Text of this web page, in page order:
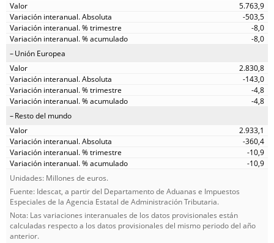
5.763,9
-503,5
-8,0
-8,0
Unión Europea
2.830,8
-143,0
-4,8
-4,8
Resto del mundo
2.933,1
-360,4
-10,9
-10,9
Unidades: Millones de euros.
Fuente: Idescat, a partir del Departamento de Aduanas e Impuestos
Especiales de la Agencia Estatal de Administración Tributaria.
Nota: Las variaciones interanuales de los datos provisionales están
calculadas respecto a los datos provisionales del mismo periodo del año
anterior.